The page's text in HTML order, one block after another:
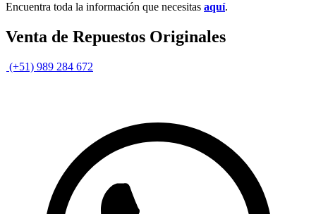
Encuentra toda la información que necesitas aquí.
Venta de Repuestos Originales
(+51) 989 284 672